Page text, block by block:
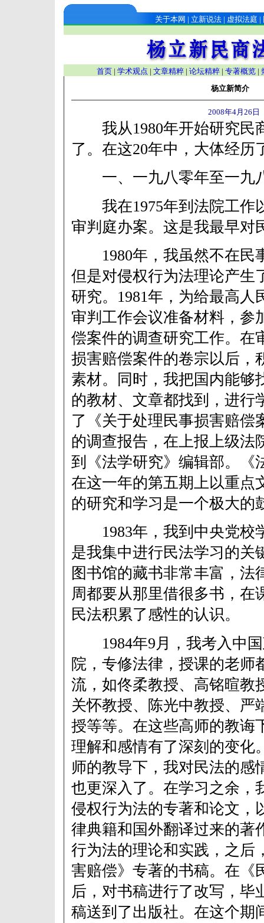
关于本网 | 立新说法 | 虚拟法庭 |
首页 | 学术观点 | 文章精粹| 论坛精粹| 专著概览|
杨立新简介
2008年4月26日
我从1980年开始研究民
了。在这20年中，大体经历
一、一九八零年至一九
我在1975年到法院工作
审判庭办案。这是我最早对
1980年，我虽然不在民
但是对侵权行为法理论产生
研究。1981年，为给最高人
审判工作会议准备材料，参
偿案件的调查研究工作。在
损害赔偿案件的卷宗以后，
素材。同时，我把国内能够
的教材、文章都找到，进行
了《关于处理民事损害赔偿
的调查报告，在上报上级法
到《法学研究》编辑部。《
在这一年的第五期上以重点
的研究和学习是一个极大的
1983年，我到中央党校
是我集中进行民法学习的关
图书馆的藏书非常丰富，法
周都要从那里借很多书，在
民法积累了感性的认识。
1984年9月，我考入中国
院，专修法律，授课的老师
流，如佟柔教授、高铭暄教
关怀教授、陈光中教授、严
授等等。在这些高师的教诲
理解和感情有了深刻的变化
师的教导下，我对民法的感
也更深入了。在学习之余，
侵权行为法的专著和论文，
律典籍和国外翻译过来的著
行为法的理论和实践，之后
害赔偿》专著的书稿。在《
后，对书稿进行了改写，毕
稿送到了出版社。在这个期